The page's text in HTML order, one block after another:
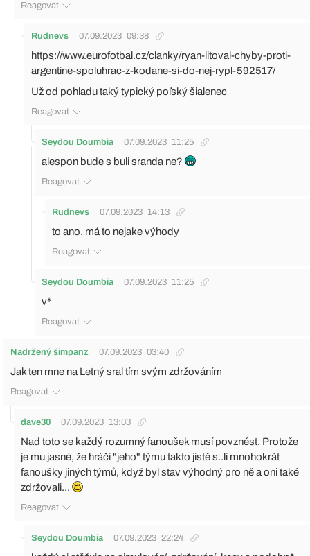
Reagovat
Rudnevs 07.09.2023 09:38
https://www.eurofotbal.cz/clanky/ryan-litoval-chyby-proti-
argentine-spoluhrac-z-kodane-si-do-nej-rypl-592517/
Už od pohladu taký typický poľský šialenec
Reagovat
Seydou Doumbia 07.09.2023 11:25
alespon bude s buli sranda ne?
Reagovat
Rudnevs 07.09.2023 14:13
to ano, má to nejake výhody
Reagovat
Seydou Doumbia 07.09.2023 11:25
v*
Reagovat
Nadržený šimpanz 07.09.2023 03:40
Jak ten mne na Letný sral tím svým zdržováním
Reagovat
dave30 07.09.2023 13:03
Nad toto se každý rozumný fanoušek musí povznést. Protože
je mu jasné, že hráči "jeho" týmu takto jistě s..li mnohokrát
fanoušky jiných týmů, když byl stav výhodný pro ně a oni také
zdržovali...
Reagovat
Seydou Doumbia 07.09.2023 22:24